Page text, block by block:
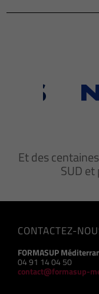
Et des
SUD
CONTACTEZ-
FORMASUP
04 91 14 04 50
contact@formasup-